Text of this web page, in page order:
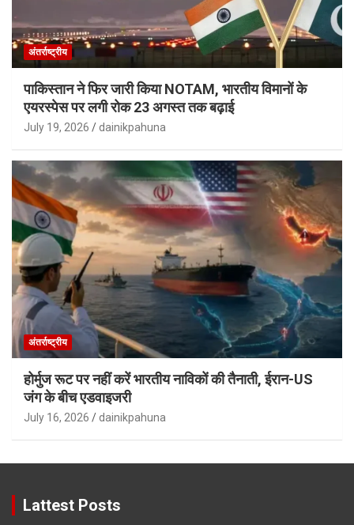
अंतर्राष्ट्रीय
पाकिस्तान ने फिर जारी किया NOTAM, भारतीय विमानों के
एयरस्पेस पर लगी रोक 23 अगस्त तक बढ़ाई
July 19, 2026 dainikpahuna
अंतर्राष्ट्रीय
होर्मुज रूट पर नहीं करें भारतीय नाविकों की तैनाती, ईरान-US
जंग के बीच एडवाइजरी
July 16, 2026 dainikpahuna
Lattest Posts